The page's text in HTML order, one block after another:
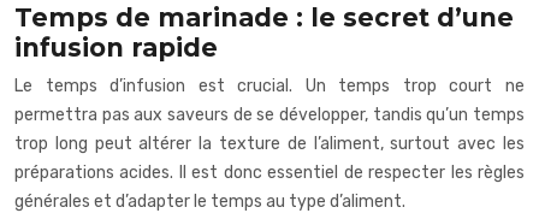
Temps de marinade : le secret d’une
infusion rapide
Le temps d’infusion est crucial. Un temps trop court ne
permettra pas aux saveurs de se développer, tandis qu’un temps
trop long peut altérer la texture de l’aliment, surtout avec les
préparations acides. Il est donc essentiel de respecter les règles
générales et d’adapter le temps au type d’aliment.